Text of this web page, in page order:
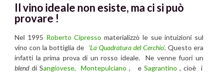
Il vino ideale non esiste, ma ci si può
provare !
Nel 1995 Roberto Cipresso materializzò le sue intuizioni sul
vino con la bottiglia de ‘La Quadratura del Cerchio’. Questo era
infatti la prima prova di un rosso ideale. Ne venne fuori un
blenddi Sangiovese, Montepulciano , e Sagrantino , cioè i